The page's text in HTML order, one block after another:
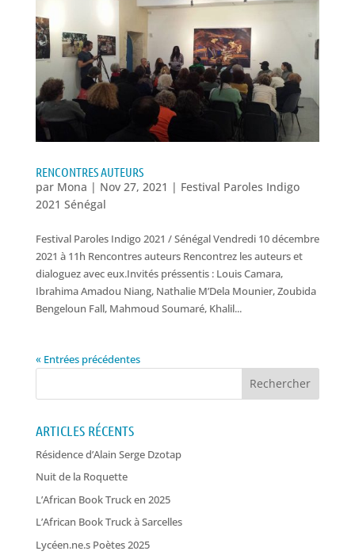
RENCONTRES AUTEURS
par Mona | Nov 27, 2021 | Festival Paroles Indigo
2021 Sénégal
Festival Paroles Indigo 2021 / Sénégal Vendredi 10 décembre
2021 à 11h Rencontres auteurs Rencontrez les auteurs et
dialoguez avec eux.Invités préssentis : Louis Camara,
Ibrahima Amadou Niang, Nathalie M’Dela Mounier, Zoubida
Bengeloun Fall, Mahmoud Soumaré, Khalil...
« Entrées précédentes
ARTICLES RÉCENTS
Résidence d’Alain Serge Dzotap
Nuit de la Roquette
L’African Book Truck en 2025
L’African Book Truck à Sarcelles
Lycéen.ne.s Poètes 2025